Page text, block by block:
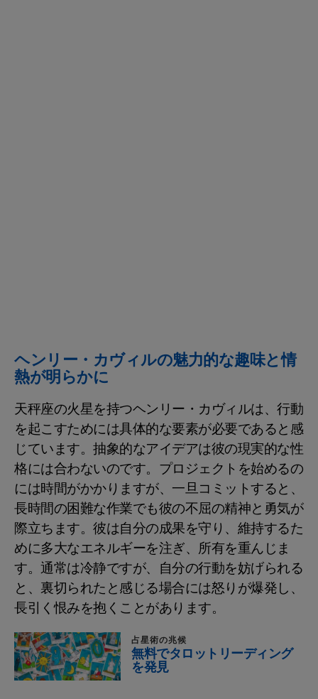
ヘンリー・カヴィルの魅力的な趣味と情
熱が明らかに
天秤座の火星を持つヘンリー・カヴィルは、行動
を起こすためには具体的な要素が必要であると感
じています。抽象的なアイデアは彼の現実的な性
格には合わないのです。プロジェクトを始めるの
には時間がかかりますが、一旦コミットすると、
長時間の困難な作業でも彼の不屈の精神と勇気が
際立ちます。彼は自分の成果を守り、維持するた
めに多大なエネルギーを注ぎ、所有を重んじま
す。通常は冷静ですが、自分の行動を妨げられる
と、裏切られたと感じる場合には怒りが爆発し、
長引く恨みを抱くことがあります。
占星術の兆候
無料でタロットリーディング
を発見